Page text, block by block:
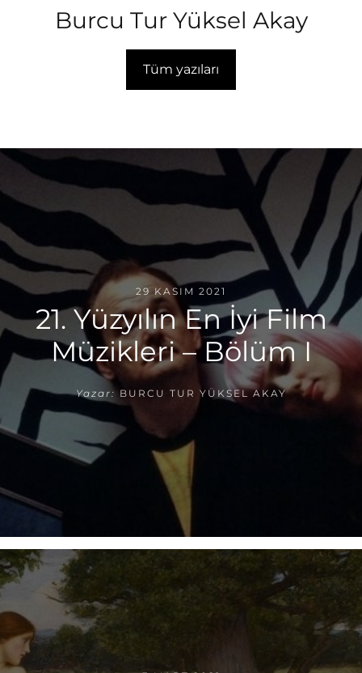
Burcu Tur Yüksel Akay
Tüm yazıları
29 KASIM 2021
21. Yüzyılın En İyi Film
Müzikleri – Bölüm I
Yazar: BURCU TUR YÜKSEL AKAY